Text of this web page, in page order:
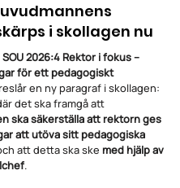
i skollagen nu
SOU 2026:4 Rektor i fokus –
för ett pedagogiskt
en ny paragraf i skollagen:
det ska framgå att
ska säkerställa att rektorn ges
att utöva sitt pedagogiska
att detta ska ske med hjälp av
.